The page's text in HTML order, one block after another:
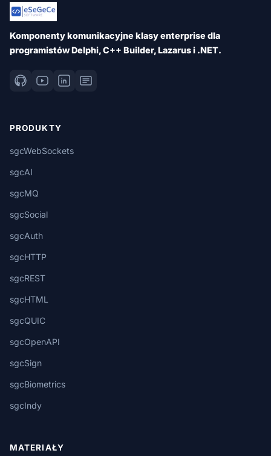
Komponenty komunikacyjne klasy enterprise dla
programistów Delphi, C++ Builder, Lazarus i .NET.
PRODUKTY
sgcWebSockets
sgcAI
sgcMQ
sgcSocial
sgcAuth
sgcHTTP
sgcREST
sgcHTML
sgcQUIC
sgcOpenAPI
sgcSign
sgcBiometrics
sgcIndy
MATERIAŁY